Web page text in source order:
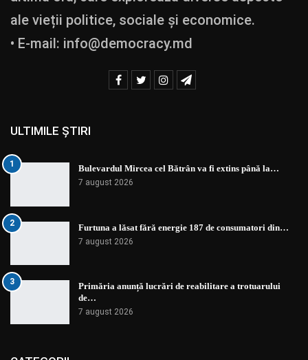
ale vieții politice, sociale și economice.
• E-mail: info@democracy.md
ULTIMILE ȘTIRI
1 Bulevardul Mircea cel Bătrân va fi extins până la…
7 august 2026
2 Furtuna a lăsat fără energie 187 de consumatori din…
7 august 2026
3
Primăria anunță lucrări de reabilitare a trotuarului
de…
7 august 2026